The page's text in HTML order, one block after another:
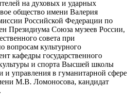
на духовых и ударных
общество имени Валерия
Российской Федерации по
Союза музеев России,
совета при
вопросам культурного
кафедры государственного
и спорта Высшей школы
и управления в гуманитарной сфере
М.В. Ломоносова, кандидат